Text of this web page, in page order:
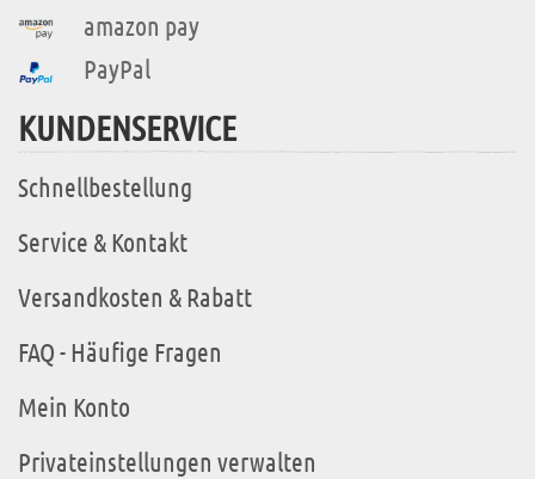
amazon pay
PayPal
KUNDENSERVICE
Schnellbestellung
Service & Kontakt
Versandkosten & Rabatt
FAQ - Häufige Fragen
Mein Konto
Privateinstellungen verwalten